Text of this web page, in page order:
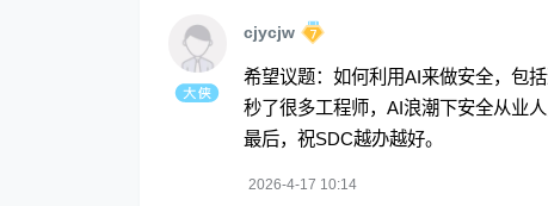
cjycjw
希望议题：如何利用AI来做安全，包
秒了很多工程师，AI浪潮下安全从业
最后，祝SDC越办越好。
2026-4-17 10:14